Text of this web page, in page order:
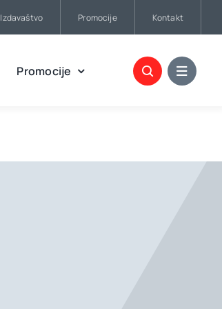
Izdavaštvo Promocije Kontakt
Promocije